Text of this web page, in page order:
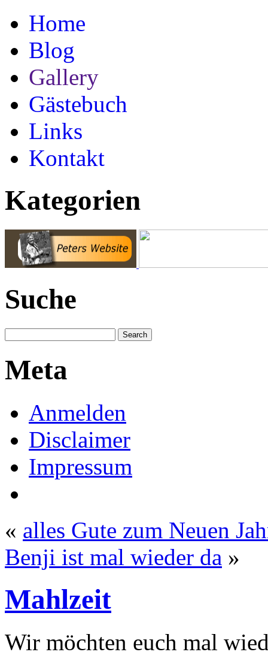
Home
Blog
Gallery
Gästebuch
Links
Kontakt
Kategorien
Suche
Meta
Anmelden
Disclaimer
Impressum
« alles Gute zum Neuen
Benji ist mal wieder da »
Mahlzeit
Wir möchten euch mal